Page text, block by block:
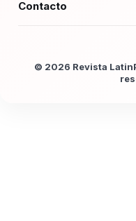
Contacto
© 2026 Revista